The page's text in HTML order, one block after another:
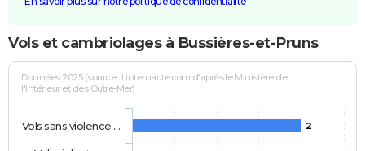
Vols et cambriolages à Bussières-et-Pruns
Données 2025 (source : Linternaute.com d'après le Ministère de
l'Intérieur et des Outre-Mer)
2
Vols sans violence …